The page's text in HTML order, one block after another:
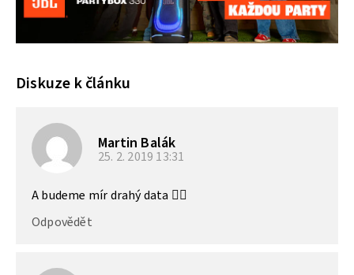
Diskuze k článku
Martin Balák
25. 2. 2019 13:31
A budeme mír drahý data 🤦‍♂️
Odpovědět